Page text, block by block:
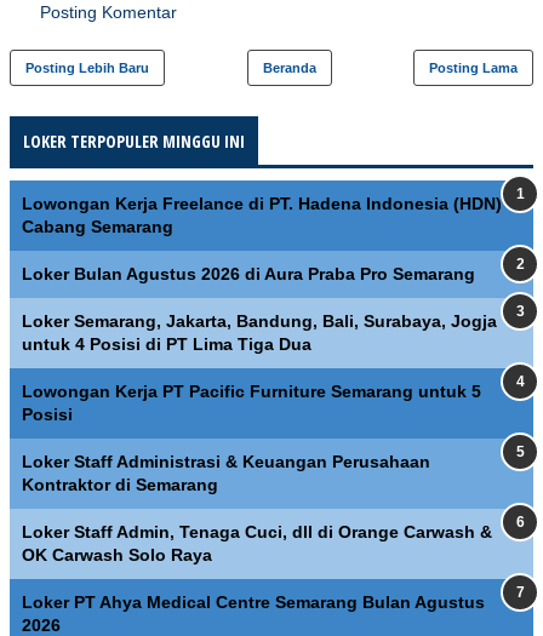
Posting Komentar
Posting Lebih Baru Posting Lama
Beranda
LOKER TERPOPULER MINGGU INI
Lowongan Kerja Freelance di PT. Hadena Indonesia (HDN)
Cabang Semarang
Loker Bulan Agustus 2026 di Aura Praba Pro Semarang
Loker Semarang, Jakarta, Bandung, Bali, Surabaya, Jogja
untuk 4 Posisi di PT Lima Tiga Dua
Lowongan Kerja PT Pacific Furniture Semarang untuk 5
Posisi
Loker Staff Administrasi & Keuangan Perusahaan
Kontraktor di Semarang
Loker Staff Admin, Tenaga Cuci, dll di Orange Carwash &
OK Carwash Solo Raya
Loker PT Ahya Medical Centre Semarang Bulan Agustus
2026